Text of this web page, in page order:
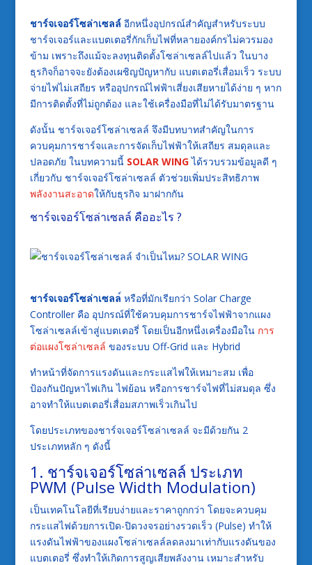
ชาร์จเจอร์โซล่าเซลล์อีกหนึ่งอุปกรณ์สำคัญสำหรับระบบ
ชาร์จเจอร์และแบตเตอรี่กักเก็บไฟที่หลายองค์กรไม่ควรมอง
ข้าม เพราะถึงแม้จะลงทุนติดตั้งโซล่าเซลล์ไปแล้ว ในบาง
ธุรกิจก็อาจจะยังต้องเผชิญปัญหากับ แบตเตอรี่เสื่อมเร็ว ระบบ
จ่ายไฟไม่เสถียร หรืออุปกรณ์ไฟฟ้าเสี่ยงเสียหายได้ง่าย ๆ หาก
มีการติดตั้งที่ไม่ถูกต้อง และใช้เครื่องมือที่ไม่ได้รับมาตรฐาน
ดังนั้น ชาร์จเจอร์โซล่าเซลล์ จึงมีบทบาทสำคัญในการ
ควบคุมการชาร์จและการจัดเก็บไฟฟ้าให้เสถียร สมดุลและ
ปลอดภัย ในบทความนี้ SOLAR WINGได้รวบรวมข้อมูลดี ๆ
เกี่ยวกับ ชาร์จเจอร์โซล่าเซลล์ ตัวช่วยเพิ่มประสิทธิภาพ
พลังงานสะอาดให้กับธุรกิจ มาฝากกัน
ชาร์จเจอร์โซล่าเซลล์ คืออะไร ?
ชาร์จเจอร์โซล่าเซลล ์ หรือที่มักเรียกว่า Solar Charge
Controller คือ อุปกรณ์ที่ใช้ควบคุมการชาร์จไฟฟ้าจากแผง
โซล่าเซลล์เข้าสู่แบตเตอรี่ โดยเป็นอีกหนึ่งเครื่องมือใน การ
ต่อแผงโซล่าเซลล์ ของระบบ Off-Grid และ Hybrid
ทำหน้าที่จัดการแรงดันและกระแสไฟให้เหมาะสม เพื่อ
ป้องกันปัญหาไฟเกิน ไฟย้อน หรือการชาร์จไฟที่ไม่สมดุล ซึ่ง
อาจทำให้แบตเตอรี่เสื่อมสภาพเร็วเกินไป
โดยประเภทของชาร์จเจอร์โซล่าเซลล์ จะมีด้วยกัน 2
ประเภทหลัก ๆ ดังนี้
1. ชาร์จเจอร์โซล่าเซลล์ ประเภท
PWM (Pulse Width Modulation)
เป็นเทคโนโลยีที่เรียบง่ายและราคาถูกกว่า โดยจะควบคุม
กระแสไฟด้วยการเปิด-ปิดวงจรอย่างรวดเร็ว (Pulse) ทำให้
แรงดันไฟฟ้าของแผงโซล่าเซลล์ลดลงมาเท่ากับแรงดันของ
แบตเตอรี่ ซึ่งทำให้เกิดการสูญเสียพลังงาน เหมาะสำหรับ